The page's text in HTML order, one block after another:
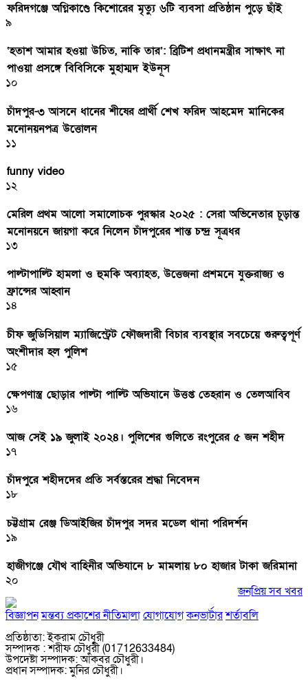
ফরিদগঞ্জে অগ্নিকাণ্ডে কিশোরের মৃত্যু ৬টি ব্যবসা প্রতিষ্ঠান পুড়ে ছাঁই
৯
‘হতাশ আমার হওয়া উচিত, নাকি তার’: ব্রিটিশ প্রধানমন্ত্রীর সাক্ষাৎ না
পাওয়া প্রসঙ্গে বিবিসিকে মুহাম্মদ ইউনূস
১০
চাঁদপুর-৩ আসনে ধানের শীষের প্রার্থী শেখ ফরিদ আহমেদ মানিকের
মনোনয়নপত্র উত্তোলন
১১
funny video
১২
মেরিল প্রথম আলো সমালোচক পুরস্কার ২০২৫ : সেরা অভিনেতার চূড়ান্ত
মনোনয়নে জায়গা করে নিলেন চাঁদপুরের শান্ত চন্দ্র সূত্রধর
১৩
পাল্টাপাল্টি হামলা ও হুমকি অব্যাহত, উত্তেজনা প্রশমনে যুক্তরাজ্য ও
ফ্রান্সের আহ্বান
১৪
চীফ জুডিসিয়াল ম্যাজিস্ট্রেট ফৌজদারী বিচার ব্যবস্থার সবচেয়ে গুরুত্বপূর্ণ
অংশীদার হল পুলিশ
১৫
ক্ষেপণাস্ত্র ছোড়ার পাল্টা পাল্টি অভিযানে উত্তপ্ত তেহরান ও তেলআবিব
১৬
আজ সেই ১৯ জুলাই ২০২৪। পুলিশের গুলিতে রংপুরের ৫ জন শহীদ
১৭
চাঁদপুরে শহীদদের প্রতি সর্বস্তরের শ্রদ্ধা নিবেদন
১৮
চট্টগ্রাম রেঞ্জ ডিআইজির চাঁদপুর সদর মডেল থানা পরিদর্শন
১৯
হাজীগঞ্জে যৌথ বাহিনীর অভিযানে ৮ মামলায় ৮০ হাজার টাকা জরিমানা
২০
জনপ্রিয় সব খবর
বিজ্ঞাপনমন্তব্য প্রকাশের নীতিমালাযোগাযোগকনভার্টারশর্তাবলি
প্রতিষ্ঠাতা: ইকরাম চৌধুরী
সম্পাদক : শরীফ চৌধুরী (01712633484)
উপদেষ্টা সম্পাদক: আকবর চৌধুরী।
প্রধান সম্পাদক: মুনির চৌধুরী।